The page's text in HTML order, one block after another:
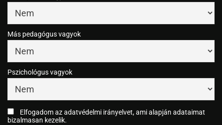
Más pedagógus vagyok
Pszichológus vagyok
Elfogadom az adatvédelmi irányelvet, ami alapján adataimat
bizalmasan kezelik.